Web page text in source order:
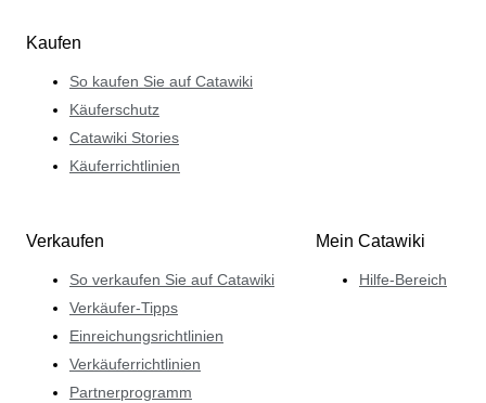
Kaufen
So kaufen Sie auf Catawiki
Käuferschutz
Catawiki Stories
Käuferrichtlinien
Verkaufen
So verkaufen Sie auf Catawiki
Verkäufer-Tipps
Einreichungsrichtlinien
Verkäuferrichtlinien
Partnerprogramm
Mein Catawiki
Hilfe-Bereich